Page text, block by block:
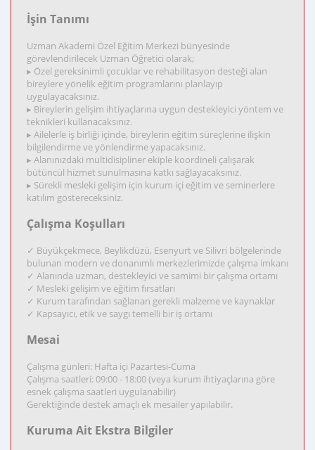
İşin Tanımı
Uzman Akademi Özel Eğitim Merkezi bünyesinde
görevlendirilecek Uzman Öğretici olarak;
▸ Özel gereksinimli çocuklar ve rehabilitasyon desteği alan
bireylere yönelik eğitim programlarını planlayıp
uygulayacaksınız.
▸ Bireylerin gelişim ihtiyaçlarına uygun destekleyici yöntem ve
teknikleri kullanacaksınız.
▸ Ailelerle iş birliği içinde, bireylerin eğitim süreçlerine ilişkin
bilgilendirme ve yönlendirme yapacaksınız.
▸ Alanınızdaki multidisipliner ekiple koordineli çalışarak
bütüncül hizmet sunulmasına katkı sağlayacaksınız.
▸ Sürekli mesleki gelişim için kurum içi eğitim ve seminerlere
katılım göstereceksiniz.
Çalışma Koşulları
✓ Büyükçekmece, Beylikdüzü, Esenyurt ve Silivri bölgelerinde
bulunan modern ve donanımlı merkezlerimizde çalışma imkanı
✓ Alanında uzman, destekleyici ve samimi bir çalışma ortamı
✓ Mesleki gelişim ve eğitim fırsatları
✓ Kurum tarafından sağlanan gerekli malzeme ve kaynaklar
✓ Kapsayıcı, etik ve saygı temelli bir iş ortamı
Mesai
Çalışma günleri: Hafta içi Pazartesi-Cuma
Çalışma saatleri: 09:00 - 18:00 (veya kurum ihtiyaçlarına göre
esnek çalışma saatleri uygulanabilir)
Gerektiğinde destek amaçlı ek mesailer yapılabilir.
Kuruma Ait Ekstra Bilgiler